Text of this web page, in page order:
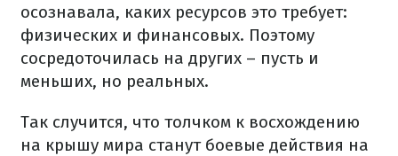
осознавала, каких ресурсов это требует:
физических и финансовых. Поэтому
сосредоточилась на других – пусть и
меньших, но реальных.
Так случится, что толчком к восхождению
на крышу мира станут боевые действия на